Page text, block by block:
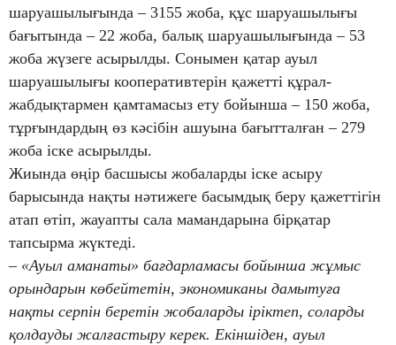
шаруашылығында – 3155 жоба, құс шаруашылығы
бағытында – 22 жоба, балық шаруашылығында – 53
жоба жүзеге асырылды. Сонымен қатар ауыл
шаруашылығы кооперативтерін қажетті құрал-
жабдықтармен қамтамасыз ету бойынша – 150 жоба,
тұрғындардың өз кәсібін ашуына бағытталған – 279
жоба іске асырылды.
Жиында өңір басшысы жобаларды іске асыру
барысында нақты нәтижеге басымдық беру қажеттігін
атап өтіп, жауапты сала мамандарына бірқатар
тапсырма жүктеді.
– «Ауыл аманаты» бағдарламасы бойынша жұмыс
орындарын көбейтетін, экономиканы дамытуға
нақты серпін беретін жобаларды іріктеп, соларды
қолдауды жалғастыру керек. Екіншіден, ауыл